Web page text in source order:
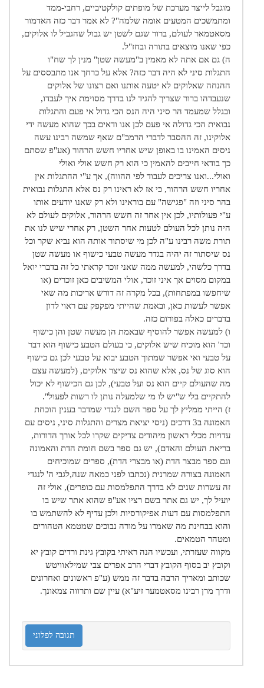
מוגבל לייצר מערכת של מופתים קולקטיביים, רחבי-ממד
ומתמשכים המטעים אומה שלמה"? לא אמר דבר כזה האדמור
מסאטמאר לעולם, ברור שגם לשטן יש גבול שהגביל לו אלוקים,
כפי שאנו מוצאים בתורה ובחז"ל.
ה) גם אם אתה לא מאמין ב"מעשה שטן" מנין לך שח"ו
התגלות סיני לא היה דבר כזה? אלא על כרחך אנו מתבססים על
ההנחה שאלוקים לא יטעה אותנו ואם רצונו של אלוקים
שנעבדהו ברור שצריך להגיד לנו בדרך מסוימת איך לעבדו,
ובגלל שמעמד הר סיני היה הנס הכי גדול אי פעם והתגלות
נבואית הכי גדולה אי פעם לכן אנו ודאים בכך שהוא מעשה ידי
אלוקינו, זה ההסבר לדברי הרמב"ם שאף שמשה רבינו עשה
ניסים האמינו בו באופן שיש אחריו חשש הרהור (אע"פ שסתם
כך בודאי חייבים להאמין כי הוא רק חשש אולי ואולי
ואולי...ואנו צריכים לעבוד לפי ההווה), אך ע"י ההתגלות אין
אחריו חשש הרהור, כי אז לא ראינו רק נס אלא התגלות נבואית
בהר סיני וזה "פגישה" עם בוראינו ולא רק שאנו יודעים אותו
ע"י פעולותיו, לכן אין אחר זה חשש הרהור, אלוקים לעולם לא
היה נותן לכל העולם לטעות אחר השטן, רק אחרי שיש לנו את
תורת משה רבינו ע"ה לכן מי שיסתור אותה הוא נביא שקר וכל
נס שיסתור זה יהיה בגדר מעשה טבעי כישוף או מעשה שטן
בדרך כלשהי, למעשה ממה שאני זוכר קראתי כל זה בדברי יואל
במקום מסוים אך איני זוכר, אולי המשיבים כאן זוכרים (או
שיחפשו במפתחות), בכל מקרה זה דורש אריכות מה שאי
אפשר לעשות כאן, ובאמת שהייתי מפקפק עם ראוי לדון
בדברים כאלה בפורום כזה.
ו) למעשה אפשר להוסיף שבאמת הן מעשה שטן והן כישוף
וכד' הוא מוכיח שיש אלוקים, כי בעולם הטבע כישוף הוא דבר
על טבעי ואי אפשר שמתוך הטבע יבוא על טבעי לכן גם כישוף
הוא סוג של נס, אלא שהוא נס שיצר אלוקים, (למעשה עצם
מה שהעולם קיים הוא נס ועל טבעי), לכן גם הכישוף לא יכול
להתקיים בלי ש"יש לו מי שלמעלה נותן לו רשות לפעול".
ז) הייתי ממליץ לך על ספר השם לנגדי שמדבר בענין הוכחת
האמונה ב3 דרכים (ניסי יציאת מצרים והתגלות סיני, ניסים עם
עדויות מכלי ראשון מיהודים צדיקים שקרו לכל אורך הדורות,
בריאת העולם והאדם), יש גם ספר בשם חומת הדת והאמונה
וגם ספר מבצר הדת (או מבצרי הדת), ספרים שמוכיחים
האמונה בצורה שמרנית (נכתבו לפני כמאה שנה,לגבי ה' לנגדי
זה עשרות שנים לא בדרך התפלמסות עם כופרים), אולי זה
יועיל לך, יש גם אתר בשם רציו אע"פ שהוא אתר שיש בו
התפלמסות עם דעות אפיקורסיות ולכן עדיף לא להשתמש בו
והוא בבחינת מה שאמרו על מורה נבוכים שמטמא הטהורים
ומטהר הטמאים.
מקווה שעזרתי, ועכשיו הנה ראיתי בקובץ גינת ורדים קובץ יא
וקובץ יב בסוף הקובץ דברי הרב אפרים צבי שמילאוויטש
שכותב ומאריך הרבה בדבר זה ממש (ע"פ ראשונים ואחרונים
ודרך מרן רבינו מסאטמער זיע"א) עיין שם ותרווה צמאונך.
תגובה לפלוני